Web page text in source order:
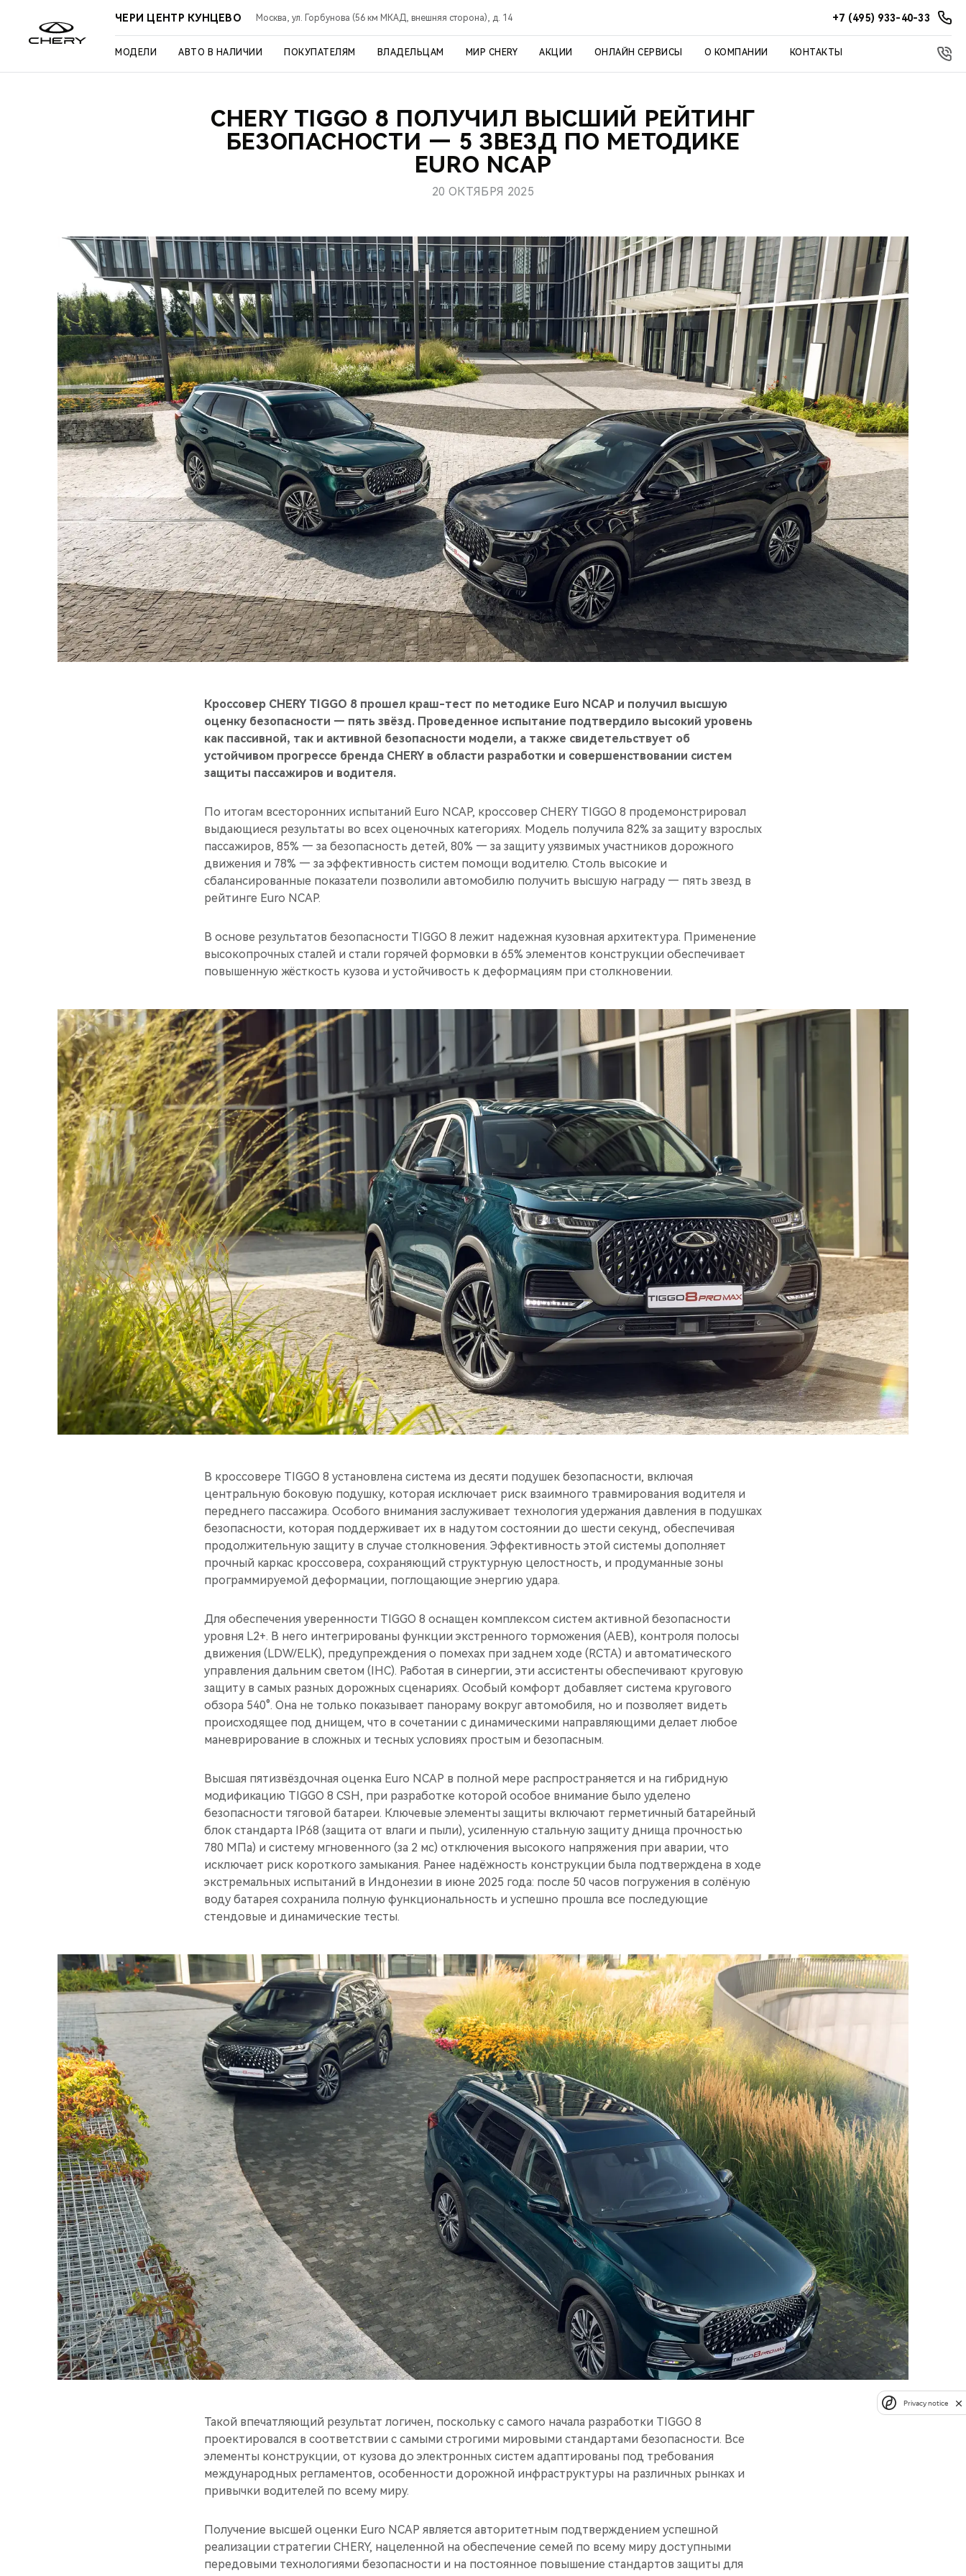
ЧЕРИ ЦЕНТР КУНЦЕВО Москва, ул. Горбунова (56 км МКАД, внешняя сторона), д. 14 +7 (495) 933-40-33
МОДЕЛИ АВТО В НАЛИЧИИ ПОКУПАТЕЛЯМ ВЛАДЕЛЬЦАМ МИР CHERY АКЦИИ ОНЛАЙН СЕРВИСЫ О КОМПАНИИ КОНТАКТЫ
CHERY TIGGO 8 ПОЛУЧИЛ ВЫСШИЙ РЕЙТИНГ
БЕЗОПАСНОСТИ — 5 ЗВЕЗД ПО МЕТОДИКЕ
EURO NCAP
20 ОКТЯБРЯ 2025
Кроссовер CHERY TIGGO 8 прошел краш-тест по методике Euro NCAP и получил высшую
оценку безопасности — пять звёзд. Проведенное испытание подтвердило высокий уровень
как пассивной, так и активной безопасности модели, а также свидетельствует об
устойчивом прогрессе бренда CHERY в области разработки и совершенствовании систем
защиты пассажиров и водителя.
По итогам всесторонних испытаний Euro NCAP, кроссовер CHERY TIGGO 8 продемонстрировал
выдающиеся результаты во всех оценочных категориях. Модель получила 82% за защиту взрослых
пассажиров, 85% — за безопасность детей, 80% — за защиту уязвимых участников дорожного
движения и 78% — за эффективность систем помощи водителю. Столь высокие и
сбалансированные показатели позволили автомобилю получить высшую награду — пять звезд в
рейтинге Euro NCAP.
В основе результатов безопасности TIGGO 8 лежит надежная кузовная архитектура. Применение
высокопрочных сталей и стали горячей формовки в 65% элементов конструкции обеспечивает
повышенную жёсткость кузова и устойчивость к деформациям при столкновении.
В кроссовере TIGGO 8 установлена система из десяти подушек безопасности, включая
центральную боковую подушку, которая исключает риск взаимного травмирования водителя и
переднего пассажира. Особого внимания заслуживает технология удержания давления в подушках
безопасности, которая поддерживает их в надутом состоянии до шести секунд, обеспечивая
продолжительную защиту в случае столкновения. Эффективность этой системы дополняет
прочный каркас кроссовера, сохраняющий структурную целостность, и продуманные зоны
программируемой деформации, поглощающие энергию удара.
Для обеспечения уверенности TIGGO 8 оснащен комплексом систем активной безопасности
уровня L2+. В него интегрированы функции экстренного торможения (AEB), контроля полосы
движения (LDW/ELK), предупреждения о помехах при заднем ходе (RCTA) и автоматического
управления дальним светом (IHC). Работая в синергии, эти ассистенты обеспечивают круговую
защиту в самых разных дорожных сценариях. Особый комфорт добавляет система кругового
обзора 540°. Она не только показывает панораму вокруг автомобиля, но и позволяет видеть
происходящее под днищем, что в сочетании с динамическими направляющими делает любое
маневрирование в сложных и тесных условиях простым и безопасным.
Высшая пятизвёздочная оценка Euro NCAP в полной мере распространяется и на гибридную
модификацию TIGGO 8 CSH, при разработке которой особое внимание было уделено
безопасности тяговой батареи. Ключевые элементы защиты включают герметичный батарейный
блок стандарта IP68 (защита от влаги и пыли), усиленную стальную защиту днища прочностью
780 МПа) и систему мгновенного (за 2 мс) отключения высокого напряжения при аварии, что
исключает риск короткого замыкания. Ранее надёжность конструкции была подтверждена в ходе
экстремальных испытаний в Индонезии в июне 2025 года: после 50 часов погружения в солёную
воду батарея сохранила полную функциональность и успешно прошла все последующие
стендовые и динамические тесты.
Такой впечатляющий результат логичен, поскольку с самого начала разработки TIGGO 8
проектировался в соответствии с самыми строгими мировыми стандартами безопасности. Все
элементы конструкции, от кузова до электронных систем адаптированы под требования
международных регламентов, особенности дорожной инфраструктуры на различных рынках и
привычки водителей по всему миру.
Получение высшей оценки Euro NCAP является авторитетным подтверждением успешной
реализации стратегии CHERY, нацеленной на обеспечение семей по всему миру доступными
передовыми технологиями безопасности и на постоянное повышение стандартов защиты для
Privacy notice